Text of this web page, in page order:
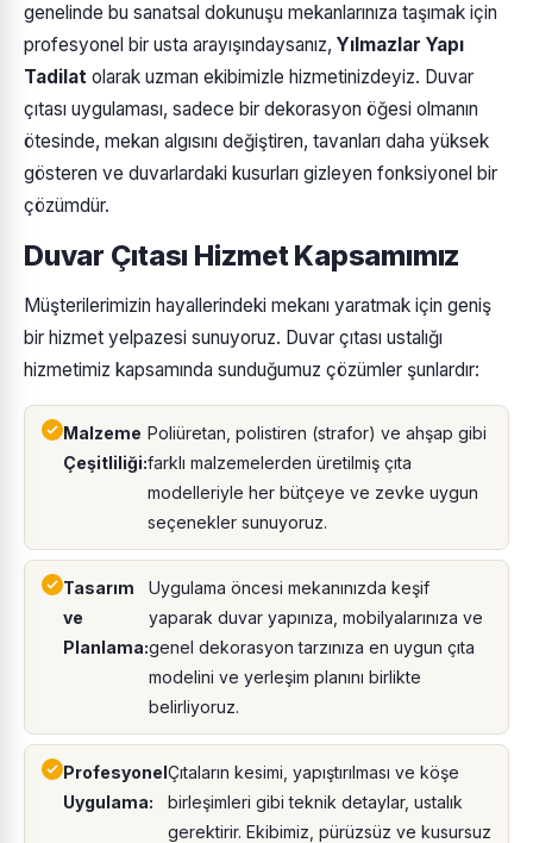
genelinde bu sanatsal dokunuşu mekanlarınıza taşımak için
profesyonel bir usta arayışındaysanız, Yılmazlar Yapı
Tadilat olarak uzman ekibimizle hizmetinizdeyiz. Duvar
çıtası uygulaması, sadece bir dekorasyon öğesi olmanın
ötesinde, mekan algısını değiştiren, tavanları daha yüksek
gösteren ve duvarlardaki kusurları gizleyen fonksiyonel bir
çözümdür.
Duvar Çıtası Hizmet Kapsamımız
Müşterilerimizin hayallerindeki mekanı yaratmak için geniş
bir hizmet yelpazesi sunuyoruz. Duvar çıtası ustalığı
hizmetimiz kapsamında sunduğumuz çözümler şunlardır:
Malzeme
Çeşitliliği:
Poliüretan, polistiren (strafor) ve ahşap gibi
farklı malzemelerden üretilmiş çıta
modelleriyle her bütçeye ve zevke uygun
seçenekler sunuyoruz.
Tasarım
ve
Planlama:
Uygulama öncesi mekanınızda keşif
yaparak duvar yapınıza, mobilyalarınıza ve
genel dekorasyon tarzınıza en uygun çıta
modelini ve yerleşim planını birlikte
belirliyoruz.
Profesyonel
Uygulama:
Çıtaların kesimi, yapıştırılması ve köşe
birleşimleri gibi teknik detaylar, ustalık
gerektirir. Ekibimiz, pürüzsüz ve kusursuz